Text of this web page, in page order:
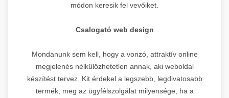
módon keresik fel vevőiket.
Csalogató web design
Mondanunk sem kell, hogy a vonzó, attraktív online
megjelenés nélkülözhetetlen annak, aki weboldal
készítést tervez. Kit érdekel a legszebb, legdivatosabb
termék, meg az ügyfélszolgálat milyensége, ha a